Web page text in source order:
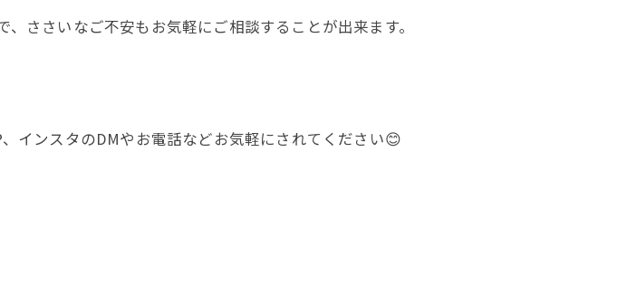
ささいなご不安もお気軽にご相談することが出来ます。
インスタのDMやお電話などお気軽にされてください😊